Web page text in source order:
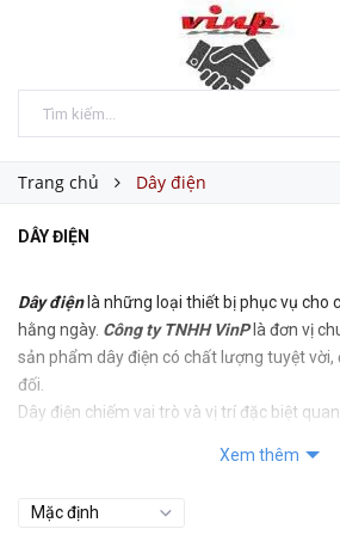
Trang chủ Dây điện
DÂY ĐIỆN
Dây điệnlà những loại thiết bị phục vụ cho
hằng ngày. Công ty TNHH VinPlà đơn vị
sản phẩm dây điện có chất lượng tuyệt
đối.
Dây điện chiếm vai trò và vị trí đặc biệt
cung cấp các sản phẩm dây điện.
Xem thêm